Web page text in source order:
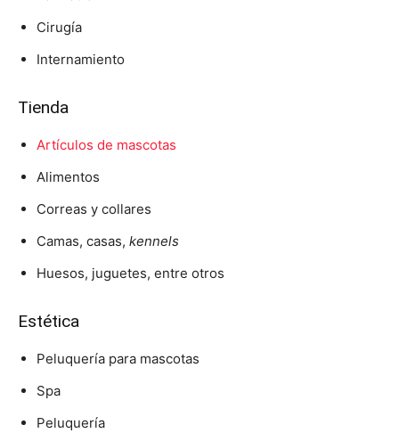
Cirugía
Internamiento
Tienda
Artículos de mascotas
Alimentos
Correas y collares
Camas, casas, kennels
Huesos, juguetes, entre otros
Estética
Peluquería para mascotas
Spa
Peluquería